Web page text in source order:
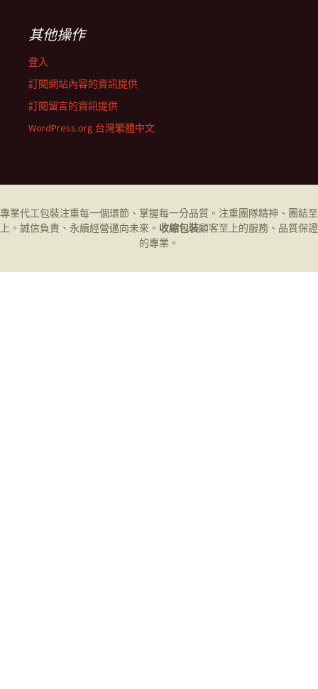
其他操作
登入
訂閱網站內容的資訊提供
訂閱留言的資訊提供
WordPress.org 台灣繁體中文
專業代工包裝注重每一個環節、掌握每一分品質。注重團隊精神、團結至
上。誠信負責、永續經營邁向未來。 收縮包裝顧客至上的服務、品質保證
的專業。